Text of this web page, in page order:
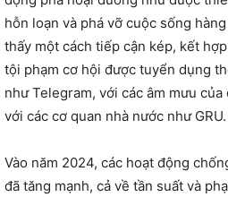
hỗn loạn và phá vỡ cuộc sống
thấy một cách tiếp cận kép, kết
tội phạm cơ hội được tuyển dụng
như Telegram, với các âm mưu
với các cơ quan nhà nước như GRU.
Vào năm 2024, các hoạt động
đã tăng mạnh, cả về tần suất và